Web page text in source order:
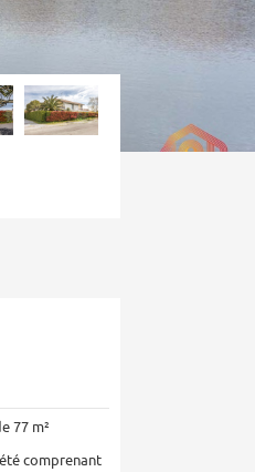
77 m²
comprenant